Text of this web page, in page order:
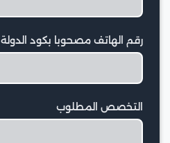
رقم الهاتف مصحوبا بكود الدولة
التخصص المطلوب